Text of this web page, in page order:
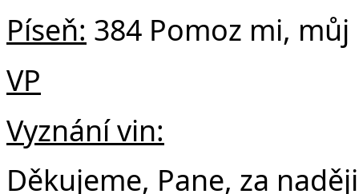
Píseň: 384 Pomoz mi, můj
VP
Vyznání vin:
Děkujeme, Pane, za